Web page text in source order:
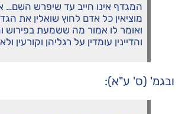
המגדף אינו חייב עד שיפרש השם…
מוציאין כל אדם לחוץ שואלין את
ואומר לו אמור מה ששמעת בפירוש
והדיינין עומדין על רגליהן וקורעין
ובגמ' (ס' ע"א):